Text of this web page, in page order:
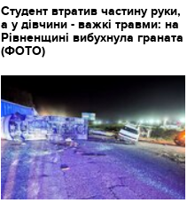
Студент втратив частину руки,
а у дівчини - важкі травми: на
Рівненщині вибухнула граната
(ФОТО)